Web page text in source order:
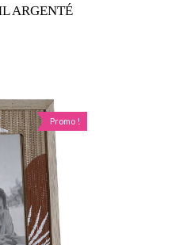
ARGENTÉ
Promo !